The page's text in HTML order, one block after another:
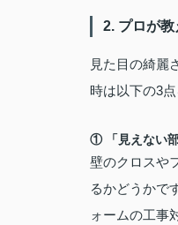
2. プロが
見た目の綺麗
時は以下の3点
① 「見えない
壁のクロスや
るかどうかで
ォームの工事